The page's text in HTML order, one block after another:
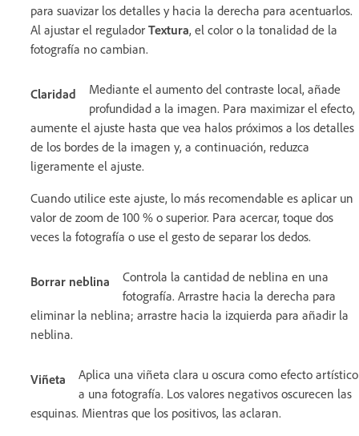
para suavizar los detalles y hacia la derecha para acentuarlos.
Al ajustar el regulador Textura, el color o la tonalidad de la
fotografía no cambian.
Claridad
Mediante el aumento del contraste local, añade
profundidad a la imagen. Para maximizar el efecto,
aumente el ajuste hasta que vea halos próximos a los detalles
de los bordes de la imagen y, a continuación, reduzca
ligeramente el ajuste.
Cuando utilice este ajuste, lo más recomendable es aplicar un
valor de zoom de 100 % o superior. Para acercar, toque dos
veces la fotografía o use el gesto de separar los dedos.
Borrar neblina
Controla la cantidad de neblina en una
fotografía. Arrastre hacia la derecha para
eliminar la neblina; arrastre hacia la izquierda para añadir la
neblina.
Viñeta
Aplica una viñeta clara u oscura como efecto artístico
a una fotografía. Los valores negativos oscurecen las
esquinas. Mientras que los positivos, las aclaran.